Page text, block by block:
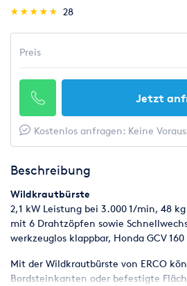
(*)
★
★
(*)★
★
(*) ★
★
(*) ★
★
(*) ★
★ 28
Preis
Jetzt
Kostenlos anfragen: Keine
Beschreibung
Wildkrautbürste
2,1 kW Leistung bei 3.000 1/min, 48
mit 6 Drahtzöpfen sowie
werkzeuglos klappbar, Honda GCV 160
Mit der Wildkrautbürste von ERCO
Bordsteinkanten oder befestigte